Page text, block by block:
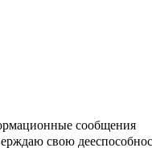
сообщения
свою